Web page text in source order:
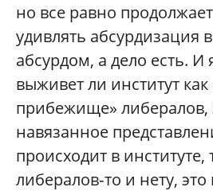
но все равно продолжает
удивлять абсурдизация
абсурдом, а дело есть. И
выживет ли институт
прибежище» либералов,
навязанное
происходит в институте,
либералов‑то и нету, это